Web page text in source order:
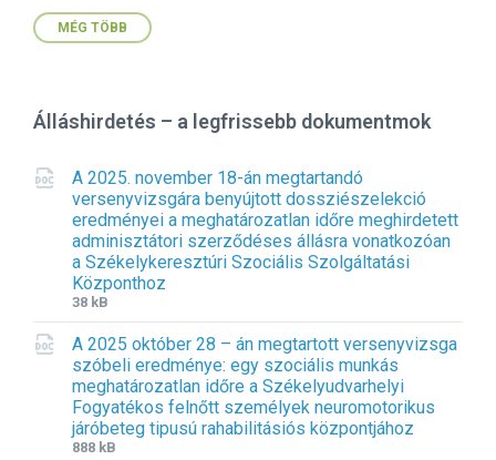
MÉG TÖBB
Álláshirdetés – a legfrissebb dokumentmok
A 2025. november 18-án megtartandó
versenyvizsgára benyújtott dossziészelekció
eredményei a meghatározatlan időre meghirdetett
adminisztátori szerződéses állásra vonatkozóan
a Székelykeresztúri Szociális Szolgáltatási
Központhoz
F
i
l
e
e
x
t
e
F
i
l
e
s
i
z
e
38 kB
A 2025 október 28 – án megtartott versenyvizsga
szóbeli eredménye: egy szociális munkás
meghatározatlan időre a Székelyudvarhelyi
Fogyatékos felnőtt személyek neuromotorikus
járóbeteg tipusú rahabilitásiós központjához
F
F
888 kB